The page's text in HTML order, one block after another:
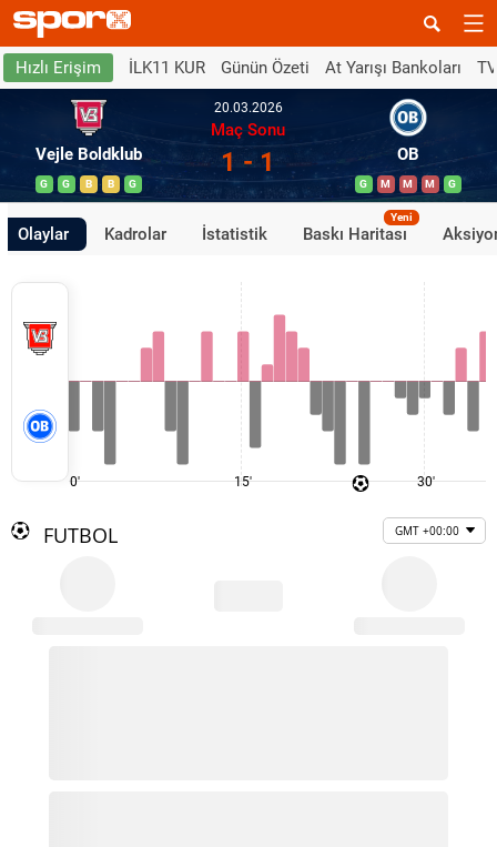
Hızlı Erişim İLK11 KUR Günün Özeti At Yarışı Bankoları
Vejle Boldklub
G G B B G
20.03.2026
Maç Sonu
1 - 1 OB
G M M M G
Olaylar Kadrolar İstatistik Baskı Haritası
Yeni
0' 15' 30'
FUTBOL GMT +00:00